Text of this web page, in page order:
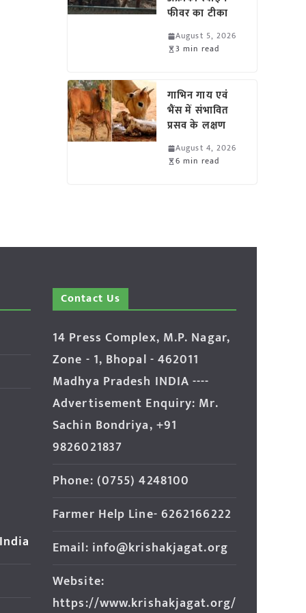
फीवर का टीका
August 5, 2026
3 min read
गाभिन गाय एवं
भैंस में संभावित
प्रसव के लक्षण
August 4, 2026
6 min read
Contact Us
14 Press Complex, M.P. Nagar,
Zone - 1, Bhopal - 462011
Madhya Pradesh INDIA ----
Advertisement Enquiry: Mr.
Sachin Bondriya, +91
9826021837
Phone: (0755) 4248100
Farmer Help Line- 6262166222
Email: info@krishakjagat.org
Website:
https://www.krishakjagat.org/